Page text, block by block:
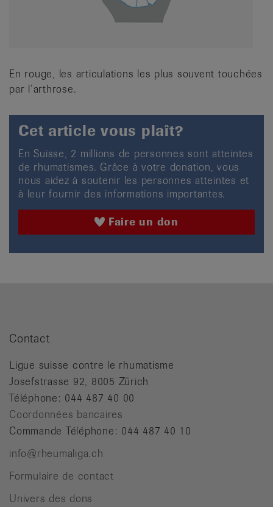
En rouge, les articulations les plus souvent touchées
par l’arthrose.
Cet article vous plaît?
En Suisse, 2 millions de personnes sont atteintes
de rhumatismes. Grâce à votre donation, vous
nous aidez à soutenir les personnes atteintes et
à leur fournir des informations importantes.
Faire un don
Contact
Ligue suisse contre le rhumatisme
Josefstrasse 92, 8005 Zürich
Téléphone: 044 487 40 00
Coordonnées bancaires
Commande Téléphone: 044 487 40 10
info@rheumaliga.ch
Formulaire de contact
Univers des dons